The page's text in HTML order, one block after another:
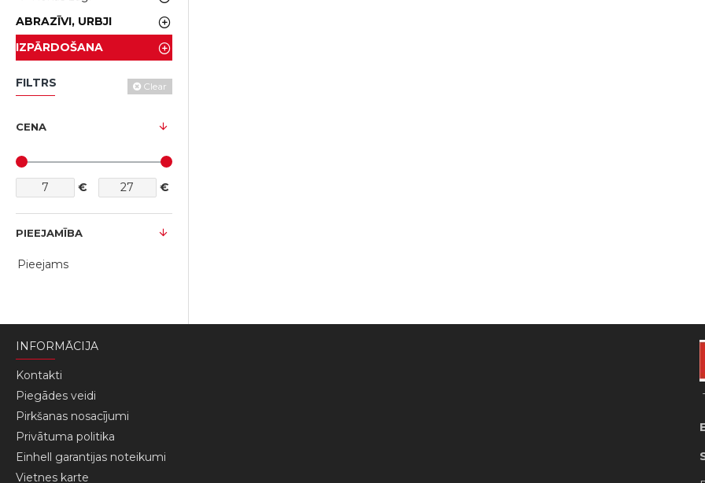
ABRAZĪVI, URBJI
IZPĀRDOŠANA
FILTRS Clear
CENA
€ €
PIEEJAMĪBA
Pieejams
INFORMĀCIJA
Kontakti
Piegādes veidi
Pirkšanas nosacījumi
Privātuma politika
Einhell garantijas noteikumi
Vietnes karte